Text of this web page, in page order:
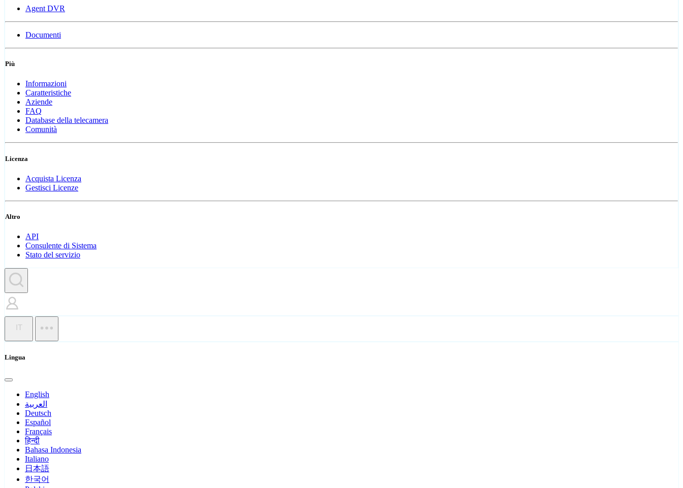
Agent DVR
Documenti
Più
Informazioni
Caratteristiche
Aziende
FAQ
Database della telecamera
Comunità
Licenza
Acquista Licenza
Gestisci Licenze
Altro
API
Consulente di Sistema
Stato del servizio
IT
Lingua
English
العربية
Deutsch
Español
Français
हिन्दी
Bahasa Indonesia
Italiano
日本語
한국어